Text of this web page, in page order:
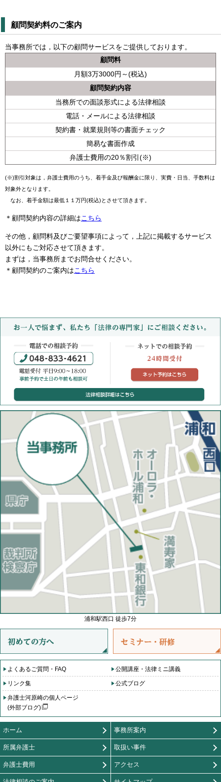
顧問契約料のご案内
当事務所では，以下の顧問サービスをご提供しております。
顧問料
月額3万3000円～(税込)
顧問契約内容
当務所での面談形式による法律相談
電話・メールによる法律相談
契約書・就業規則等の書面チェック
簡易な書面作成
弁護士費用の20％割引(※)
(※)割引対象は，弁護士費用のうち、着手金及び報酬金に限り、実費・日当、手数料は
対象外となります。
なお、着手金額は最低１１万円(税込)とさせて頂きます。
＊顧問契約内容の詳細はこちら
その他，顧問料及びご要望事項によって，上記に掲載するサービス
以外にもご対応させて頂きます。
まずは，当事務所までお問合せください。
＊顧問契約のご案内はこちら
電話での相談予約：048-833-4621（平日
法律
浦和駅西口 徒歩7分
よくあるご質問・FAQ 公開講座・法律ミニ講義
リンク集 公式ブログ
弁護士河原崎の個人ページ
(外部ブログ)
ホーム 事務所案内
所属弁護士 取扱い事件
弁護士費用 アクセス